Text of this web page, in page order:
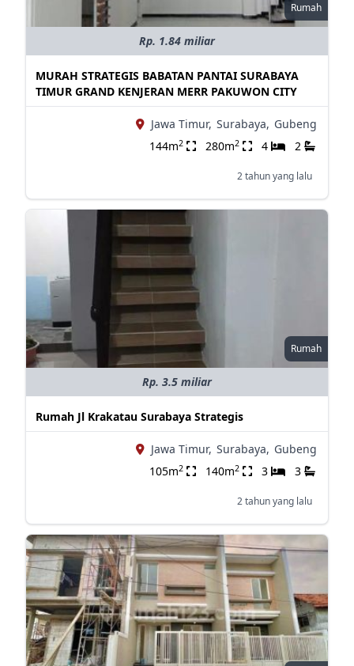
Rumah
Rp. 1.84 miliar
MURAH STRATEGIS BABATAN PANTAI SURABAYA
TIMUR GRAND KENJERAN MERR PAKUWON CITY
Jawa Timur, Surabaya, Gubeng
144m2 280m2 4 2
2 tahun yang lalu
Rumah
Rp. 3.5 miliar
Rumah Jl Krakatau Surabaya Strategis
Jawa Timur, Surabaya, Gubeng
105m2 140m2 3 3
2 tahun yang lalu